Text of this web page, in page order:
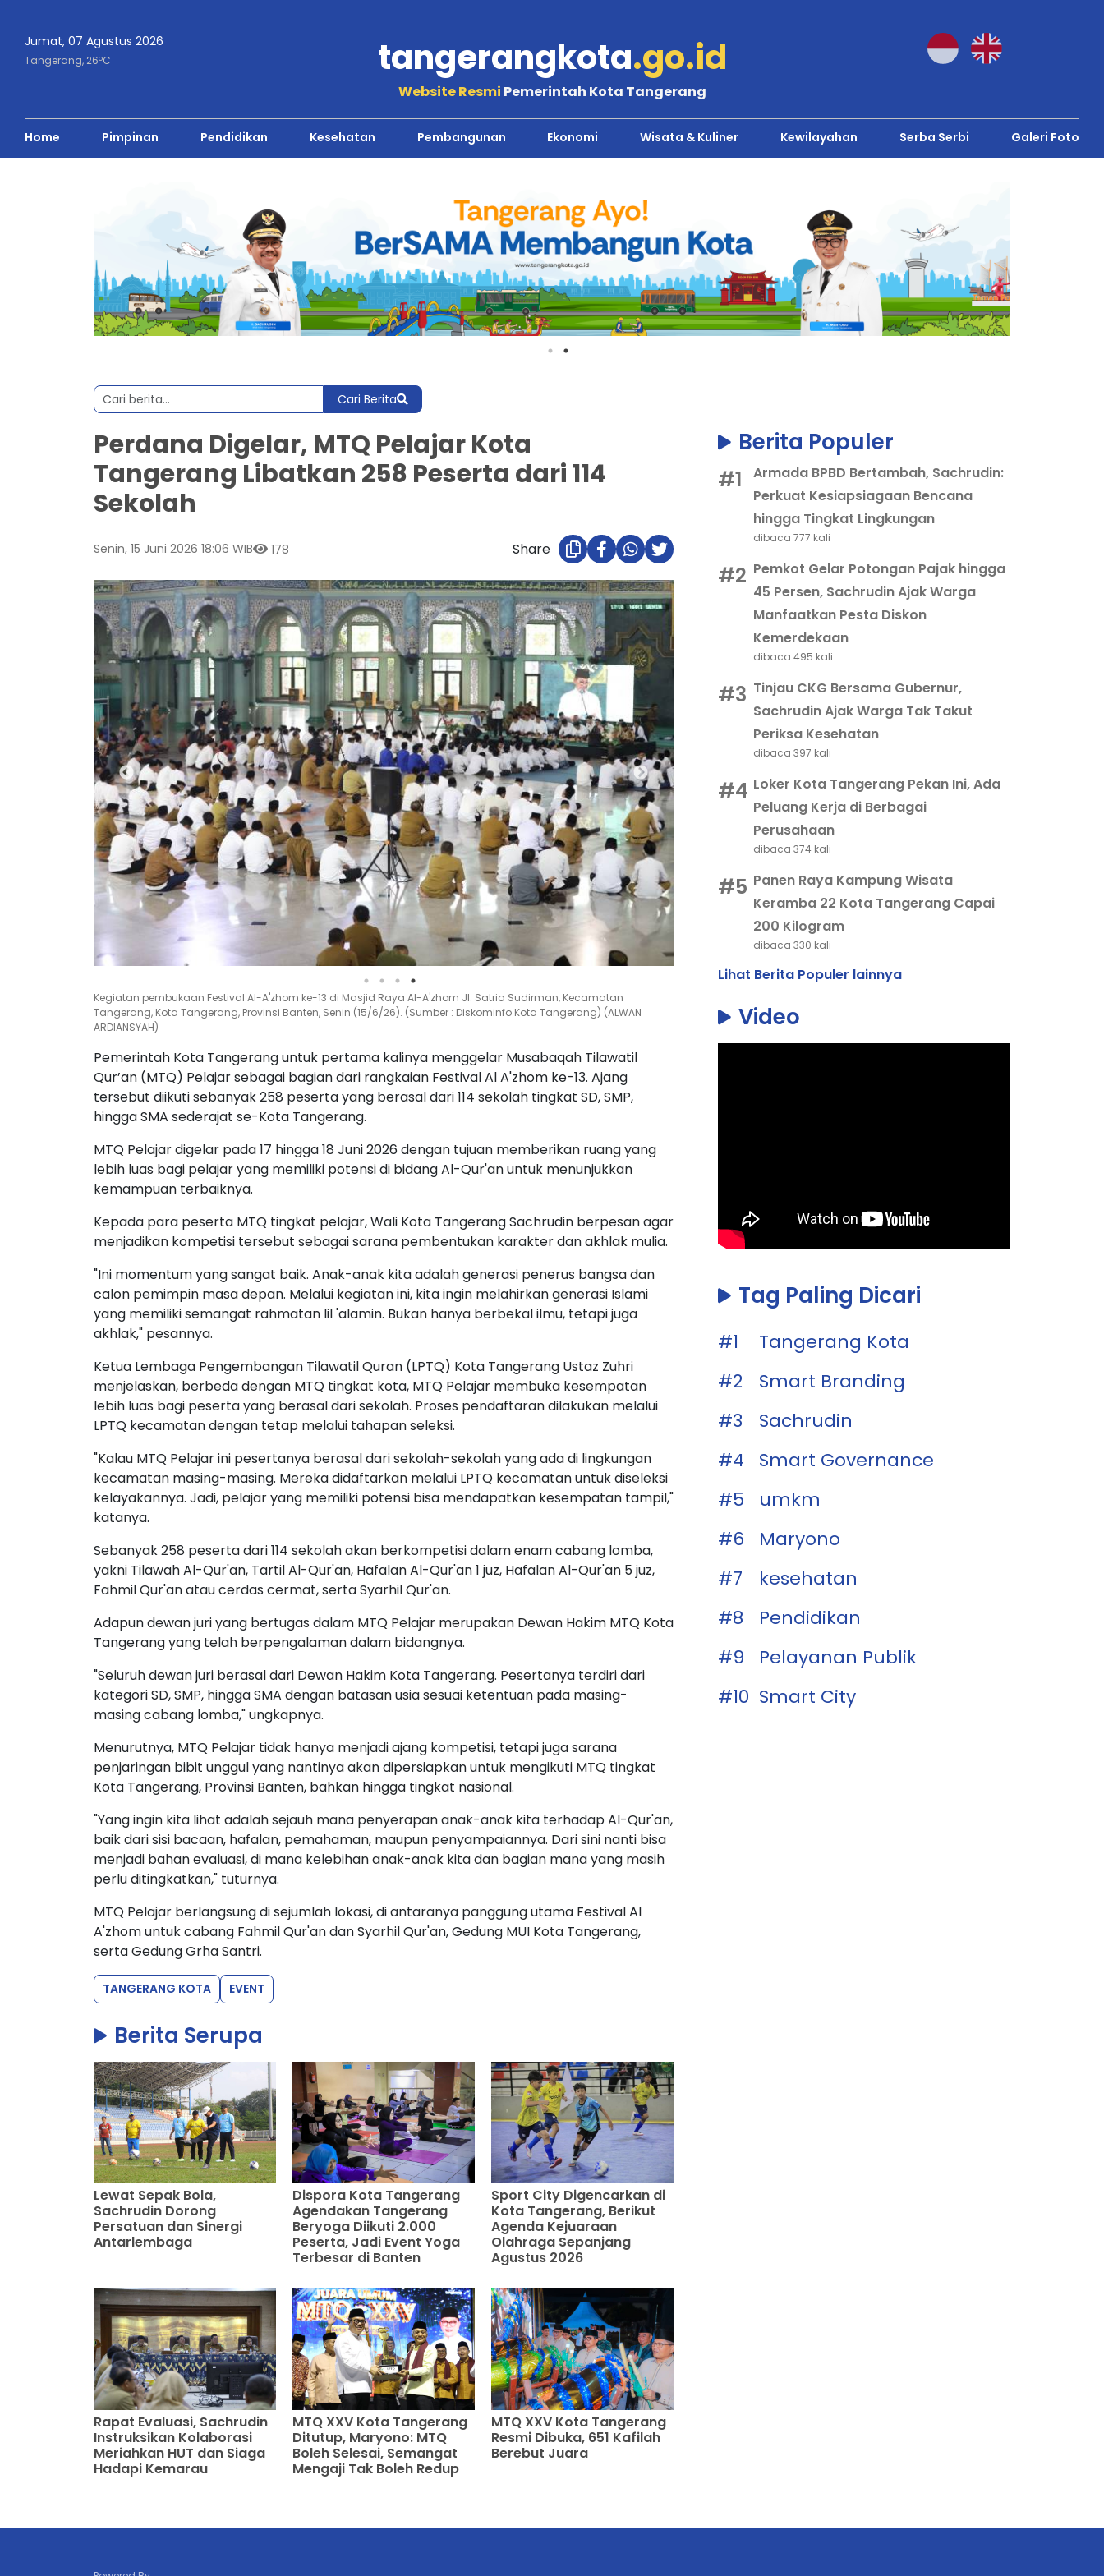
Jumat, 07 Agustus 2026
Tangerang, 26oC tangerangkota.go.id
Website Resmi Pemerintah Kota Tangerang
Home Pimpinan Pendidikan Kesehatan Pembangunan Ekonomi Wisata & Kuliner Kewilayahan Serba Serbi Galeri Foto
Cari Berita
Perdana Digelar, MTQ Pelajar Kota
Tangerang Libatkan 258 Peserta dari 114
Sekolah
Senin, 15 Juni 2026 18:06 WIB 178 Share
Kegiatan pembukaan Festival Al-A'zhom ke-13 di Masjid Raya Al-A'zhom Jl. Satria Sudirman, Kecamatan
Tangerang, Kota Tangerang, Provinsi Banten, Senin (15/6/26). (Sumber : Diskominfo Kota Tangerang) (ALWAN
ARDIANSYAH)
Pemerintah Kota Tangerang untuk pertama kalinya menggelar Musabaqah Tilawatil
Qur’an (MTQ) Pelajar sebagai bagian dari rangkaian Festival Al A'zhom ke-13. Ajang
tersebut diikuti sebanyak 258 peserta yang berasal dari 114 sekolah tingkat SD, SMP,
hingga SMA sederajat se-Kota Tangerang.
MTQ Pelajar digelar pada 17 hingga 18 Juni 2026 dengan tujuan memberikan ruang yang
lebih luas bagi pelajar yang memiliki potensi di bidang Al-Qur'an untuk menunjukkan
kemampuan terbaiknya.
Kepada para peserta MTQ tingkat pelajar, Wali Kota Tangerang Sachrudin berpesan agar
menjadikan kompetisi tersebut sebagai sarana pembentukan karakter dan akhlak mulia.
"Ini momentum yang sangat baik. Anak-anak kita adalah generasi penerus bangsa dan
calon pemimpin masa depan. Melalui kegiatan ini, kita ingin melahirkan generasi Islami
yang memiliki semangat rahmatan lil 'alamin. Bukan hanya berbekal ilmu, tetapi juga
akhlak," pesannya.
Ketua Lembaga Pengembangan Tilawatil Quran (LPTQ) Kota Tangerang Ustaz Zuhri
menjelaskan, berbeda dengan MTQ tingkat kota, MTQ Pelajar membuka kesempatan
lebih luas bagi peserta yang berasal dari sekolah. Proses pendaftaran dilakukan melalui
LPTQ kecamatan dengan tetap melalui tahapan seleksi.
"Kalau MTQ Pelajar ini pesertanya berasal dari sekolah-sekolah yang ada di lingkungan
kecamatan masing-masing. Mereka didaftarkan melalui LPTQ kecamatan untuk diseleksi
kelayakannya. Jadi, pelajar yang memiliki potensi bisa mendapatkan kesempatan tampil,"
katanya.
Sebanyak 258 peserta dari 114 sekolah akan berkompetisi dalam enam cabang lomba,
yakni Tilawah Al-Qur'an, Tartil Al-Qur'an, Hafalan Al-Qur'an 1 juz, Hafalan Al-Qur'an 5 juz,
Fahmil Qur'an atau cerdas cermat, serta Syarhil Qur'an.
Adapun dewan juri yang bertugas dalam MTQ Pelajar merupakan Dewan Hakim MTQ Kota
Tangerang yang telah berpengalaman dalam bidangnya.
"Seluruh dewan juri berasal dari Dewan Hakim Kota Tangerang. Pesertanya terdiri dari
kategori SD, SMP, hingga SMA dengan batasan usia sesuai ketentuan pada masing-
masing cabang lomba," ungkapnya.
Menurutnya, MTQ Pelajar tidak hanya menjadi ajang kompetisi, tetapi juga sarana
penjaringan bibit unggul yang nantinya akan dipersiapkan untuk mengikuti MTQ tingkat
Kota Tangerang, Provinsi Banten, bahkan hingga tingkat nasional.
"Yang ingin kita lihat adalah sejauh mana penyerapan anak-anak kita terhadap Al-Qur'an,
baik dari sisi bacaan, hafalan, pemahaman, maupun penyampaiannya. Dari sini nanti bisa
menjadi bahan evaluasi, di mana kelebihan anak-anak kita dan bagian mana yang masih
perlu ditingkatkan," tuturnya.
MTQ Pelajar berlangsung di sejumlah lokasi, di antaranya panggung utama Festival Al
A'zhom untuk cabang Fahmil Qur'an dan Syarhil Qur'an, Gedung MUI Kota Tangerang,
serta Gedung Grha Santri.
TANGERANG KOTA EVENT
Berita Serupa
Lewat Sepak Bola,
Sachrudin Dorong
Persatuan dan Sinergi
Antarlembaga
Dispora Kota Tangerang
Agendakan Tangerang
Beryoga Diikuti 2.000
Peserta, Jadi Event Yoga
Terbesar di Banten
Sport City Digencarkan di
Kota Tangerang, Berikut
Agenda Kejuaraan
Olahraga Sepanjang
Agustus 2026
Rapat Evaluasi, Sachrudin
Instruksikan Kolaborasi
Meriahkan HUT dan Siaga
Hadapi Kemarau
MTQ XXV Kota Tangerang
Ditutup, Maryono: MTQ
Boleh Selesai, Semangat
Mengaji Tak Boleh Redup
MTQ XXV Kota Tangerang
Resmi Dibuka, 651 Kafilah
Berebut Juara
Berita Populer
#1
Armada BPBD Bertambah, Sachrudin:
Perkuat Kesiapsiagaan Bencana
hingga Tingkat Lingkungan
dibaca 777 kali
#2 Pemkot Gelar Potongan Pajak hingga
45 Persen, Sachrudin Ajak Warga
Manfaatkan Pesta Diskon
Kemerdekaan
dibaca 495 kali
#3 Tinjau CKG Bersama Gubernur,
Sachrudin Ajak Warga Tak Takut
Periksa Kesehatan
dibaca 397 kali
#4 Loker Kota Tangerang Pekan Ini, Ada
Peluang Kerja di Berbagai
Perusahaan
dibaca 374 kali
#5 Panen Raya Kampung Wisata
Keramba 22 Kota Tangerang Capai
200 Kilogram
dibaca 330 kali
Lihat Berita Populer lainnya
Video
Tag Paling Dicari
#1
Tangerang Kota
#2
Smart Branding
#3
Sachrudin
#4
Smart Governance
#5
umkm
#6
Maryono
#7
kesehatan
#8
Pendidikan
#9
Pelayanan Publik
#10 Smart City